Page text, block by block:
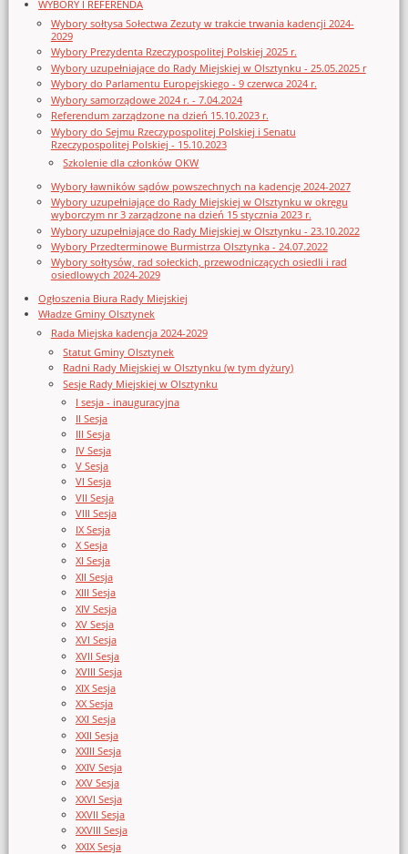
WYBORY I REFERENDA
Wybory sołtysa Sołectwa Zezuty w trakcie trwania kadencji 2024-
2029
Wybory Prezydenta Rzeczypospolitej Polskiej 2025 r.
Wybory uzupełniające do Rady Miejskiej w Olsztynku - 25.05.2025 r
Wybory do Parlamentu Europejskiego - 9 czerwca 2024 r.
Wybory samorządowe 2024 r. - 7.04.2024
Referendum zarządzone na dzień 15.10.2023 r.
Wybory do Sejmu Rzeczypospolitej Polskiej i Senatu
Rzeczypospolitej Polskiej - 15.10.2023
Szkolenie dla członków OKW
Wybory ławników sądów powszechnych na kadencję 2024-2027
Wybory uzupełniające do Rady Miejskiej w Olsztynku w okręgu
wyborczym nr 3 zarządzone na dzień 15 stycznia 2023 r.
Wybory uzupełniające do Rady Miejskiej w Olsztynku - 23.10.2022
Wybory Przedterminowe Burmistrza Olsztynka - 24.07.2022
Wybory sołtysów, rad sołeckich, przewodniczących osiedli i rad
osiedlowych 2024-2029
Ogłoszenia Biura Rady Miejskiej
Władze Gminy Olsztynek
Rada Miejska kadencja 2024-2029
Statut Gminy Olsztynek
Radni Rady Miejskiej w Olsztynku (w tym dyżury)
Sesje Rady Miejskiej w Olsztynku
I sesja - inauguracyjna
II Sesja
III Sesja
IV Sesja
V Sesja
VI Sesja
VII Sesja
VIII Sesja
IX Sesja
X Sesja
XI Sesja
XII Sesja
XIII Sesja
XIV Sesja
XV Sesja
XVI Sesja
XVII Sesja
XVIII Sesja
XIX Sesja
XX Sesja
XXI Sesja
XXII Sesja
XXIII Sesja
XXIV Sesja
XXV Sesja
XXVI Sesja
XXVII Sesja
XXVIII Sesja
XXIX Sesja